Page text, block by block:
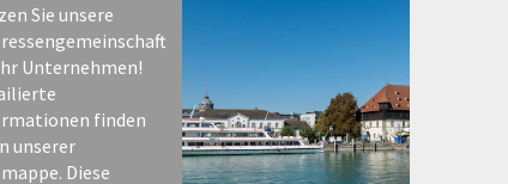
Sie unsere
Unternehmen!
finden
unserer
Diese